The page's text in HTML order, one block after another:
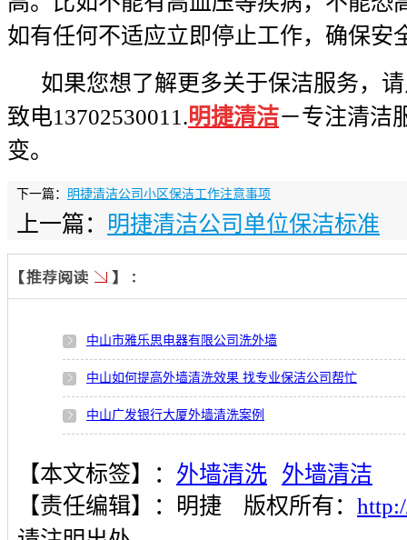
如有任何不适应立即停止工作，确保安
如果您想了解更多关于保洁服务，
致电13702530011.明捷清洁－专注清洁
变。
下一篇： 明捷清洁公司小区保洁工作注意事项
上一篇： 明捷清洁公司单位保洁标准
中山市雅乐思电器有限公司洗外墙
中山如何提高外墙清洗效果 找专业保洁公司帮忙
中山广发银行大厦外墙清洗案例
城市写字楼外墙清洗需关注哪些问题
中山黄龙运动器材有限公司厂房外墙清洗案例
【本文标签】： 外墙清洗
外墙清洁
【责任编辑】： 明捷 版权所有：